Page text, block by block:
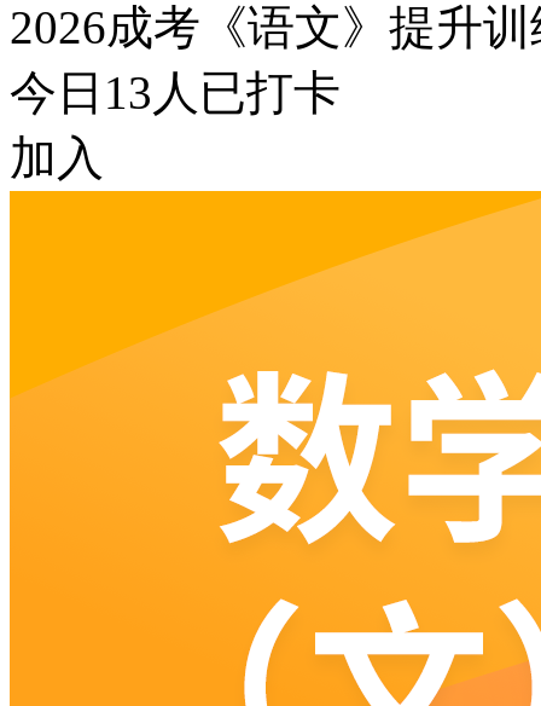
2026成考《语文》提升
今日 13 人已打卡
加入